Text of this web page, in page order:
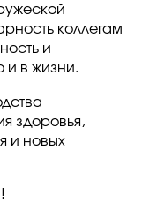
коллегам
и
и в жизни.
здоровья,
и новых